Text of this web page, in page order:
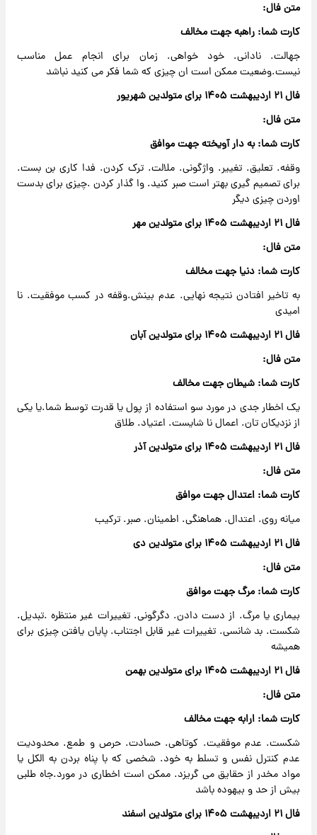
متن فال:
کارت شما: راهبه جهت مخالف
جهالت. نادانی. خود خواهی. زمان برای انجام عمل مناسب
نیست.وضعیت ممکن است ان چیزی که شما فکر می کنید نباشد
فال ۲۱ اردیبهشت ۱۴۰۵ برای متولدین شهریور
متن فال:
کارت شما: به دار آویخته جهت موافق
وقفه. تعلیق. تغییر. واژگونی. ملالت. ترک کردن. فدا کاری بن بست.
برای تصمیم گیری بهتر است صبر کنید. وا گذار کردن .چیزی برای بدست
اوردن چیزی دیگر
فال ۲۱ اردیبهشت ۱۴۰۵ برای متولدین مهر
متن فال:
کارت شما: دنیا جهت مخالف
به تاخیر افتادن نتیجه نهایی. عدم بینش.وقفه در کسب موفقیت. نا
امیدی
فال ۲۱ اردیبهشت ۱۴۰۵ برای متولدین آبان
متن فال:
کارت شما: شیطان جهت مخالف
یک اخطار جدی در مورد سو استفاده از پول یا قدرت توسط شما.یا یکی
از نزدیکان تان. اعمال نا شایست. اعتیاد. طلاق
فال ۲۱ اردیبهشت ۱۴۰۵ برای متولدین آذر
متن فال:
کارت شما: اعتدال جهت موافق
میانه روی. اعتدال. هماهنگی. اطمینان. صبر. ترکیب
فال ۲۱ اردیبهشت ۱۴۰۵ برای متولدین دی
متن فال:
کارت شما: مرگ جهت موافق
بیماری یا مرگ. از دست دادن. دگرگونی. تغییرات غیر منتظره .تبدیل.
شکست. بد شانسی. تغییرات غیر قابل اجتناب. پایان یافتن چیزی برای
همیشه
فال ۲۱ اردیبهشت ۱۴۰۵ برای متولدین بهمن
متن فال:
کارت شما: ارابه جهت مخالف
شکست. عدم موفقیت. کوتاهی. حسادت. حرص و طمع. محدودیت
عدم کنترل نفس و تسلط به خود. شخصی که با پناه بردن به الکل یا
مواد مخدر از حقایق می گریزد. ممکن است اخطاری در مورد.جاه طلبی
بیش از حد و بیهوده باشد
فال ۲۱ اردیبهشت ۱۴۰۵ برای متولدین اسفند